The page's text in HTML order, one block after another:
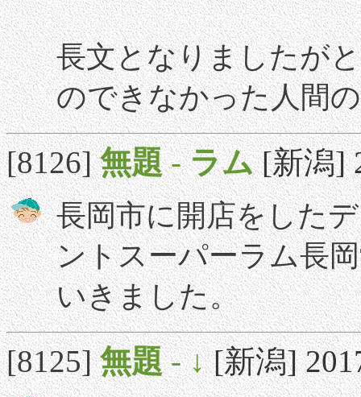
長文となりましたが
のできなかった人間
[8126]無題-ラム [新潟]
長岡市に開店をした
ントスーパーラム長
いきました。
[8125]無題-↓ [新潟]